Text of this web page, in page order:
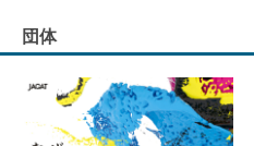
団体